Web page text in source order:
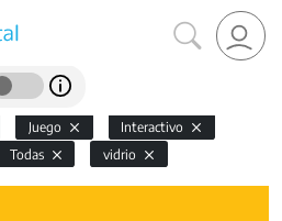
Juego
Interactivo
Todas vidrio